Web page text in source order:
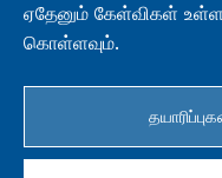
ஏதேனும் கேள்விகள்
கொள்ளவும்.